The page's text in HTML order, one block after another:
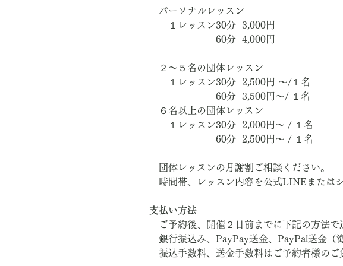
パーソナルレッスン
１レッスン30分  3,000円
60分  4,000円
２～５名の団体レッスン
１レッスン30分  2,500円 ～/１名
60分  3,500円～/ １名
６名以上の団体レッスン
１レッスン30分  2,000円～ / １名
60分  2,500円～ / １名
団体レッスンの月謝割ご相談ください。
時間帯、レッスン内容を公式LINEまたは
支払い方法
ご予約後、開催２日前までに下記の方法で
銀行振込み、PayPay送金、PayPal送金（
振込手数料、送金手数料はご予約者様のご